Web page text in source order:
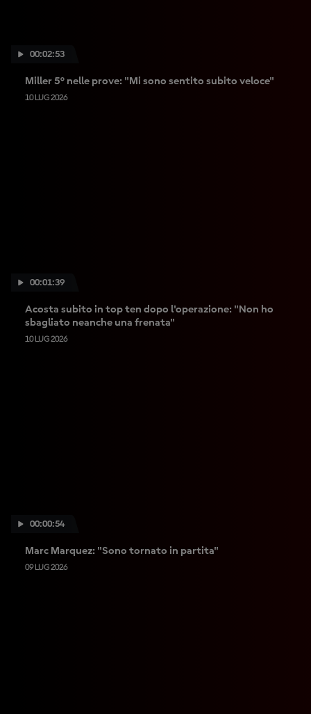
00:02:53
Miller 5° nelle prove: "Mi sono sentito subito veloce"
10 LUG 2026
00:01:39
Acosta subito in top ten dopo l'operazione: "Non ho
sbagliato neanche una frenata"
10 LUG 2026
00:00:54
Marc Marquez: "Sono tornato in partita"
09 LUG 2026